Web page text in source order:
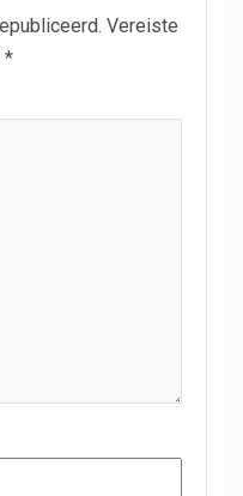
Vereiste
*